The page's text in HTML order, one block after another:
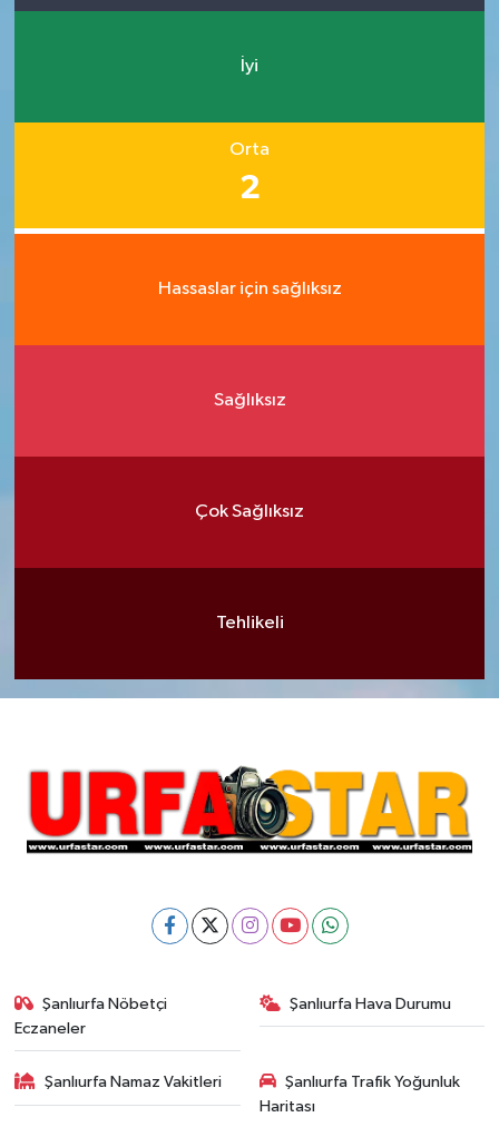
İyi
Orta
2
Hassaslar için sağlıksız
Sağlıksız
Çok Sağlıksız
Tehlikeli
Şanlıurfa Nöbetçi
Eczaneler
Şanlıurfa Hava Durumu
Şanlıurfa Namaz Vakitleri
Şanlıurfa Trafik Yoğunluk
Haritası